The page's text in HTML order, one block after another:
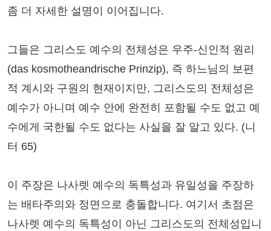
좀 더 자세한 설명이 이어집니다.
그들은 그리스도 예수의 전체성은 우주-신인적 원리
(das kosmotheandrische Prinzip), 즉 하느님의 보편
적 계시와 구원의 현재이지만, 그리스도의 전체성은
예수가 아니며 예수 안에 완전히 포함될 수도 없고 예
수에게 국한될 수도 없다는 사실을 잘 알고 있다. (니
터 65)
이 주장은 나사렛 예수의 독특성과 유일성을 주장하
는 배타주의와 정면으로 충돌합니다. 여기서 초점은
나사렛 예수의 독특성이 아닌 그리스도의 전체성입니